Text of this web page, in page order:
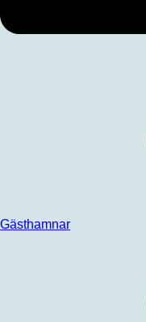
Gästhamnar